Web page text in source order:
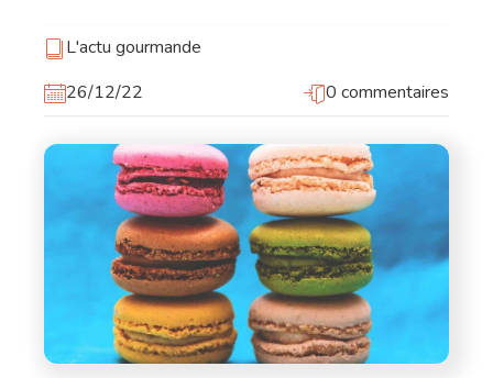
L'actu gourmande
26/12/22
0 commentaires